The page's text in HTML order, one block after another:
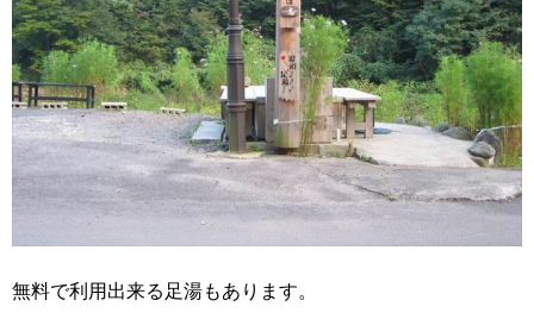
無料で利用出来る足湯もあります。